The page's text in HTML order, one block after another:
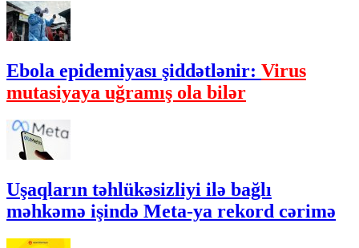
Ebola epidemiyası şiddətlənir: Virus
mutasiyaya uğramış ola bilər
Uşaqların təhlükəsizliyi ilə bağlı
məhkəmə işində Meta-ya rekord cərimə